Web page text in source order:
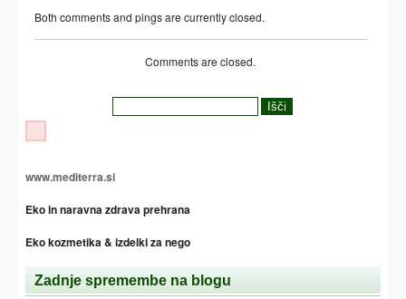
Both comments and pings are currently closed.
Comments are closed.
www.mediterra.si
Eko in naravna zdrava prehrana
Eko kozmetika & izdelki za nego
Zadnje spremembe na blogu